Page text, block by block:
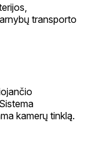
transporto
kamerų tinklą.